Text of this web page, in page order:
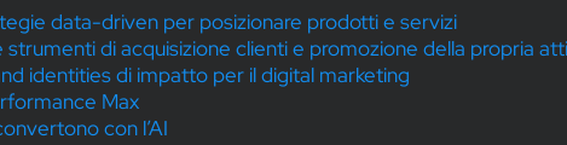
data-driven per posizionare prodotti e servizi
strumenti di acquisizione clienti e promozione della propria
identities di impatto per il digital marketing
Max
con l’AI